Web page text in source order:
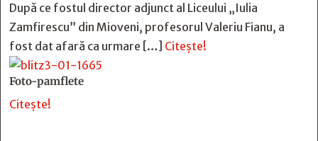
După ce fostul director adjunct al Liceului „Iulia
Zamfirescu” din Mioveni, profesorul Valeriu Fianu, a
fost dat afară ca urmare […] Citește!
Foto-pamflete
Citește!